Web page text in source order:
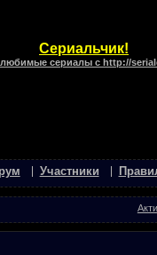
Сериальчик!
любимые сериалы с http://
Участники